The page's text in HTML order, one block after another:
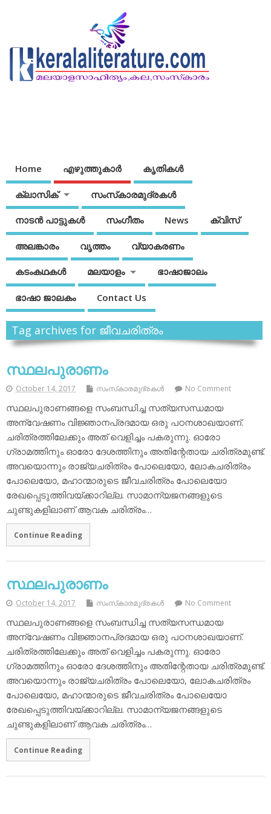
Home എഴുത്തുകാര്‍ കൃതികൾ
ക്ലാസിക് സംസ്‌കാരമുദ്രകള്‍
നാടന്‍ പാട്ടുകള്‍ സംഗീതം News ക്വിസ്
അലങ്കാരം വൃത്തം വ്യാകരണം
കടംകഥകള്‍ മലയാളം ഭാഷാജാലം
ഭാഷാ ജാലകം Contact Us
Tag archives for ജീവചരിത്രം
സ്ഥലപുരാണം
October 14, 2017 സംസ്‌കാരമുദ്രകള്‍ No Comment
സ്ഥലപുരാണങ്ങളെ സംബന്ധിച്ച സത്യസന്ധമായ
അന്വേഷണം വിജ്ഞാനപ്രദമായ ഒരു പഠനശാഖയാണ്.
ചരിത്രത്തിലേക്കും അത് വെളിച്ചം പകരുന്നു. ഓരോ
ഗ്രാമത്തിനും ഓരോ ദേശത്തിനും അതിന്റേതായ ചരിത്രമുണ്ട്.
അവയൊന്നും രാജ്യചരിത്രം പോലെയോ, ലോകചരിത്രം
പോലെയോ, മഹാന്മാരുടെ ജീവചരിത്രം പോലെയോ
രേഖപ്പെടുത്തിവയ്ക്കാറില്ല. സാമാന്യജനങ്ങളുടെ
ചുണ്ടുകളിലാണ് ആവക ചരിത്രം…
Continue Reading
സ്ഥലപുരാണം
October 14, 2017 സംസ്‌കാരമുദ്രകള്‍ No Comment
സ്ഥലപുരാണങ്ങളെ സംബന്ധിച്ച സത്യസന്ധമായ
അന്വേഷണം വിജ്ഞാനപ്രദമായ ഒരു പഠനശാഖയാണ്.
ചരിത്രത്തിലേക്കും അത് വെളിച്ചം പകരുന്നു. ഓരോ
ഗ്രാമത്തിനും ഓരോ ദേശത്തിനും അതിന്റേതായ ചരിത്രമുണ്ട്.
അവയൊന്നും രാജ്യചരിത്രം പോലെയോ, ലോകചരിത്രം
പോലെയോ, മഹാന്മാരുടെ ജീവചരിത്രം പോലെയോ
രേഖപ്പെടുത്തിവയ്ക്കാറില്ല. സാമാന്യജനങ്ങളുടെ
ചുണ്ടുകളിലാണ് ആവക ചരിത്രം…
Continue Reading